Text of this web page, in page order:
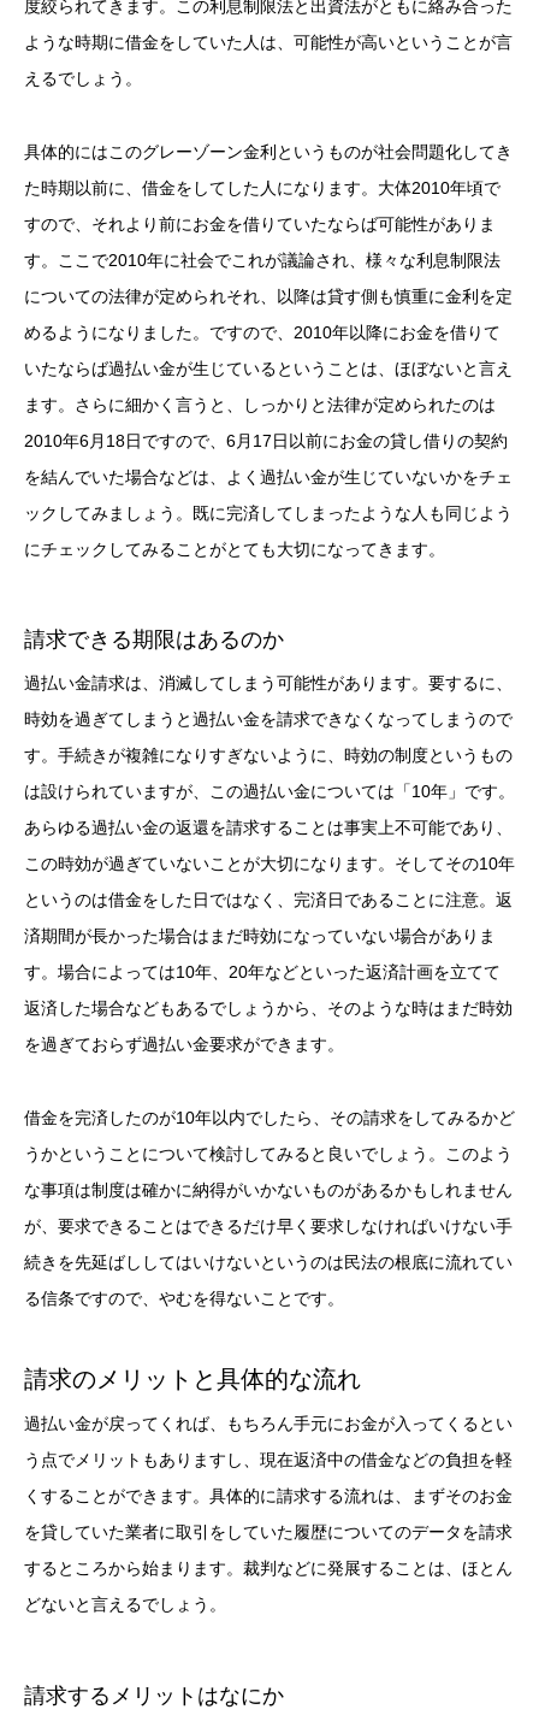
度絞られてきます。この利息制限法と出資法がともに絡み合った
ような時期に借金をしていた人は、可能性が高いということが言
えるでしょう。
具体的にはこのグレーゾーン金利というものが社会問題化してき
た時期以前に、借金をしてした人になります。大体2010年頃で
すので、それより前にお金を借りていたならば可能性がありま
す。ここで2010年に社会でこれが議論され、様々な利息制限法
についての法律が定められそれ、以降は貸す側も慎重に金利を定
めるようになりました。ですので、2010年以降にお金を借りて
いたならば過払い金が生じているということは、ほぼないと言え
ます。さらに細かく言うと、しっかりと法律が定められたのは
2010年6月18日ですので、6月17日以前にお金の貸し借りの契約
を結んでいた場合などは、よく過払い金が生じていないかをチェ
ックしてみましょう。既に完済してしまったような人も同じよう
にチェックしてみることがとても大切になってきます。
請求できる期限はあるのか
過払い金請求は、消滅してしまう可能性があります。要するに、
時効を過ぎてしまうと過払い金を請求できなくなってしまうので
す。手続きが複雑になりすぎないように、時効の制度というもの
は設けられていますが、この過払い金については「10年」です。
あらゆる過払い金の返還を請求することは事実上不可能であり、
この時効が過ぎていないことが大切になります。そしてその10年
というのは借金をした日ではなく、完済日であることに注意。返
済期間が長かった場合はまだ時効になっていない場合がありま
す。場合によっては10年、20年などといった返済計画を立てて
返済した場合などもあるでしょうから、そのような時はまだ時効
を過ぎておらず過払い金要求ができます。
借金を完済したのが10年以内でしたら、その請求をしてみるかど
うかということについて検討してみると良いでしょう。このよう
な事項は制度は確かに納得がいかないものがあるかもしれません
が、要求できることはできるだけ早く要求しなければいけない手
続きを先延ばししてはいけないというのは民法の根底に流れてい
る信条ですので、やむを得ないことです。
請求のメリットと具体的な流れ
過払い金が戻ってくれば、もちろん手元にお金が入ってくるとい
う点でメリットもありますし、現在返済中の借金などの負担を軽
くすることができます。具体的に請求する流れは、まずそのお金
を貸していた業者に取引をしていた履歴についてのデータを請求
するところから始まります。裁判などに発展することは、ほとん
どないと言えるでしょう。
請求するメリットはなにか